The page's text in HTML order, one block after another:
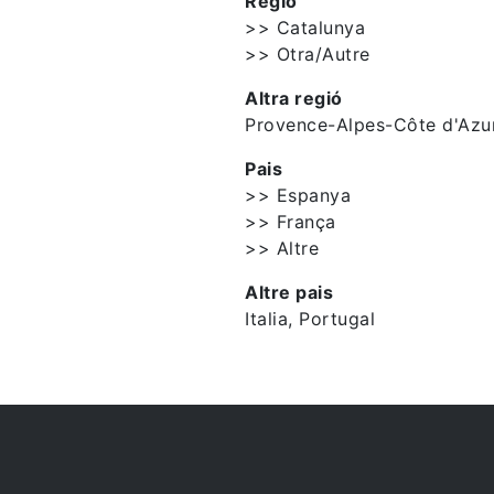
>> Catalunya
>> Otra/Autre
Altra regió
Provence-Alpes-Côte
Pais
>> Espanya
>> França
>> Altre
Altre pais
Italia, Portugal